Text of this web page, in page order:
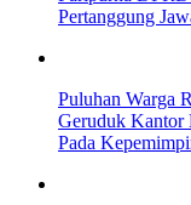
Pertanggung
Puluhan Warga
Geruduk Kantor
Pada